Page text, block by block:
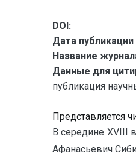
DOI:
Дата
Название
Данные для
публикация
Представляется
В середине XVIII
Афанасьевич